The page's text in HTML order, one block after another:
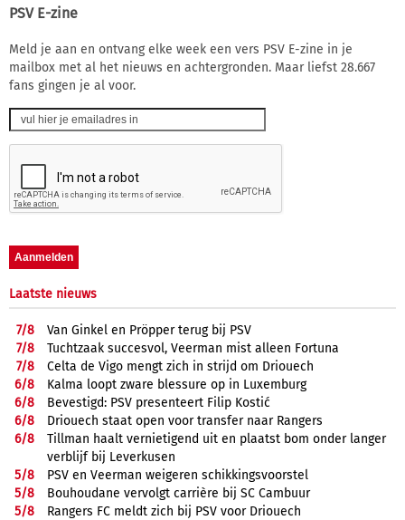
PSV E-zine
Meld je aan en ontvang elke week een vers PSV E-zine in je
mailbox met al het nieuws en achtergronden. Maar liefst 28.667
fans gingen je al voor.
Laatste nieuws
7/8
Van Ginkel en Pröpper terug bij PSV
7/8
Tuchtzaak succesvol, Veerman mist alleen Fortuna
7/8
Celta de Vigo mengt zich in strijd om Driouech
6/8
Kalma loopt zware blessure op in Luxemburg
6/8
Bevestigd: PSV presenteert Filip Kostić
6/8
Driouech staat open voor transfer naar Rangers
6/8
Tillman haalt vernietigend uit en plaatst bom onder langer
verblijf bij Leverkusen
5/8
PSV en Veerman weigeren schikkingsvoorstel
5/8
Bouhoudane vervolgt carrière bij SC Cambuur
5/8
Rangers FC meldt zich bij PSV voor Driouech